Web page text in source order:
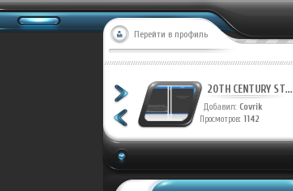
Перейти в профиль
20TH CENTURY ST... 20TH CENTURY ST...
Добавил: Covrik
Просмотров: 1142